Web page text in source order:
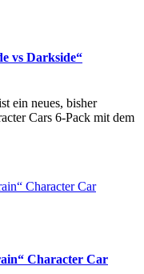
vs Darkside“
ein neues, bisher
Cars 6-Pack mit dem
Character Car